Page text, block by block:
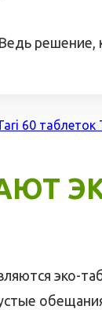
решение,
эко-